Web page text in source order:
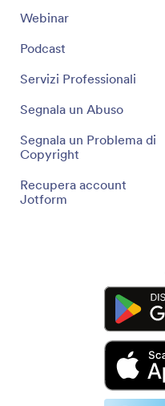
Webinar
Podcast
Servizi Professionali
Segnala un Abuso
Segnala un Problema di
Copyright
Recupera account
Jotform